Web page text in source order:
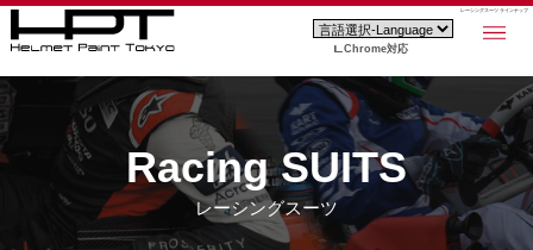
レーシングスーツ ラインナップ
Chrome対応
Racing SUITS
レーシングスーツ